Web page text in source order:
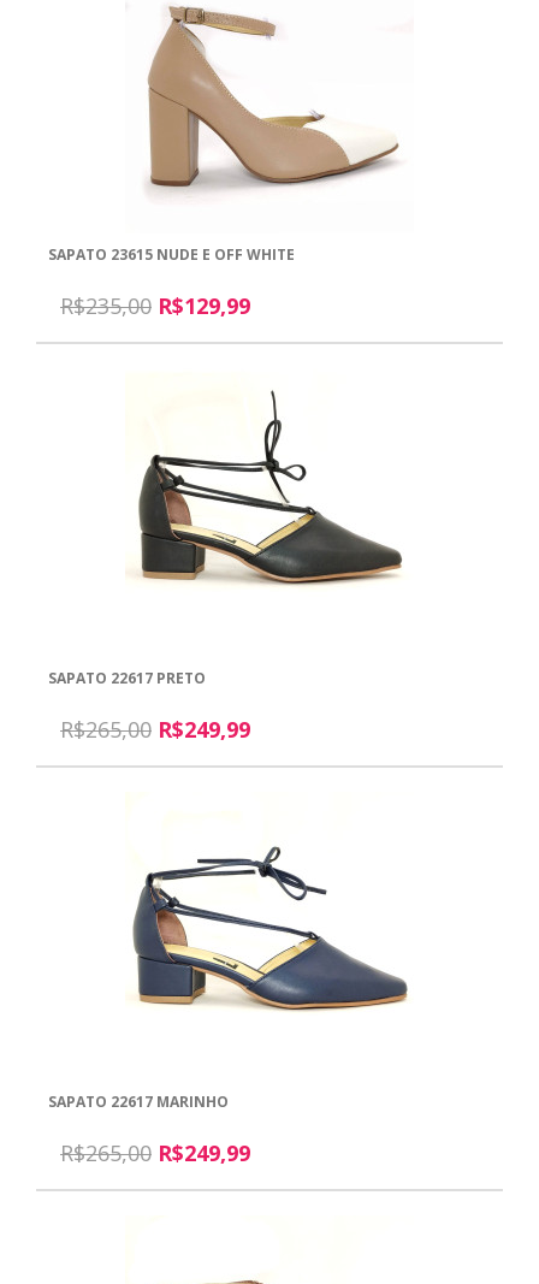
SAPATO 23615 NUDE E OFF WHITE
R$235,00 R$129,99
SAPATO 22617 PRETO
R$265,00 R$249,99
SAPATO 22617 MARINHO
R$265,00 R$249,99